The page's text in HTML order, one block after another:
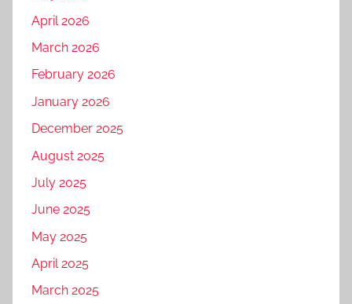
April 2026
March 2026
February 2026
January 2026
December 2025
August 2025
July 2025
June 2025
May 2025
April 2025
March 2025